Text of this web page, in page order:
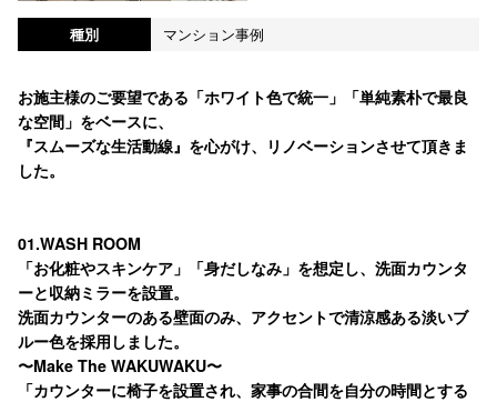
種別 マンション事例
お施主様のご要望である「ホワイト色で統一」「単純素朴で最良
な空間」をベースに、
『スムーズな生活動線』を心がけ、リノベーションさせて頂きま
した。
01.WASH ROOM
「お化粧やスキンケア」「身だしなみ」を想定し、洗面カウンタ
ーと収納ミラーを設置。
洗面カウンターのある壁面のみ、アクセントで清涼感ある淡いブ
ルー色を採用しました。
〜Make The WAKUWAKU〜
「カウンターに椅子を設置され、家事の合間を自分の時間とする